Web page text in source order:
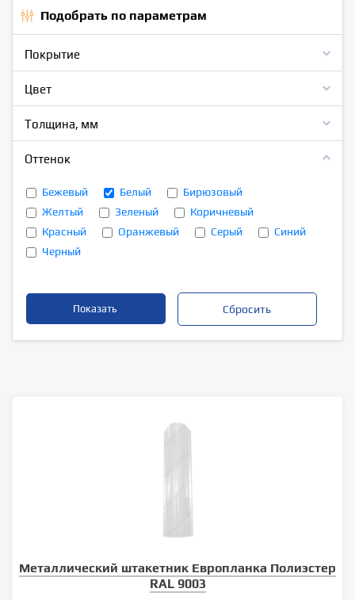
Подобрать по параметрам
Покрытие
Цвет
Толщина, мм
Оттенок
Бежевый Белый
Бирюзовый
Желтый
Зеленый
Коричневый
Красный
Оранжевый Серый
Синий
Черный
Металлический штакетник Европланка Полиэстер
RAL 9003